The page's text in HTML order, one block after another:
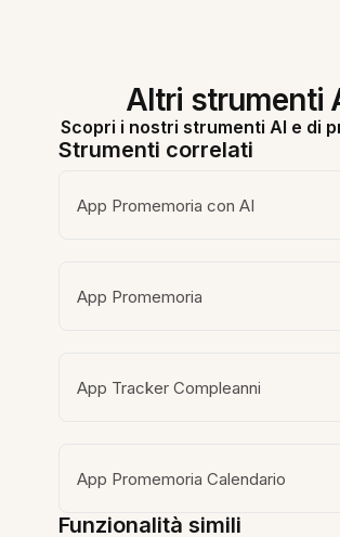
Altri strumenti
Scopri i nostri strumenti AI e di
Strumenti correlati
App Promemoria con AI
App Promemoria
App Tracker Compleanni
App Promemoria Calendario
Funzionalità simili